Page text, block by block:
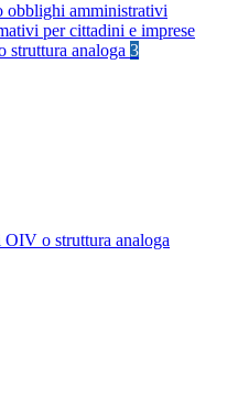
obblighi amministrativi
per cittadini e imprese
struttura analoga 3
OIV o struttura analoga